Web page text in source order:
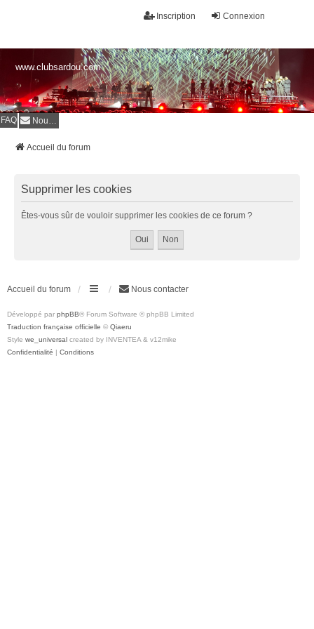
Connexion
Inscription
www.clubsardou.com
FAQ Nous contacter
Accueil du forum
Supprimer les cookies
Êtes-vous sûr de vouloir supprimer les cookies de ce forum ?
Accueil du forum Nous contacter
Développé par phpBB® Forum Software © phpBB Limited
Traduction française officielle © Qiaeru
Style we_universal created by INVENTEA & v12mike
Confidentialité | Conditions